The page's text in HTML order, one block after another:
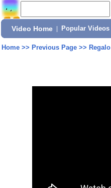
Video Home Popular Videos
Home>> Previous Page>> Regalo